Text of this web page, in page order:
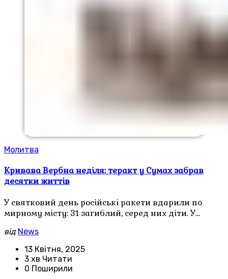
Молитва
Кривава Вербна неділя: теракт у Сумах забрав
десятки життів
У святковий день російські ракети вдарили по
мирному місту: 31 загиблий, серед них діти. У…
від News
13 Квітня, 2025
3 хв Читати
0 Поширили